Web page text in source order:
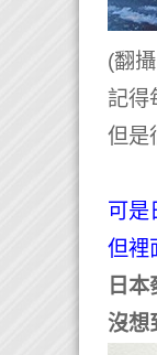
(翻
記得
但是
可是
但裡
日
沒想